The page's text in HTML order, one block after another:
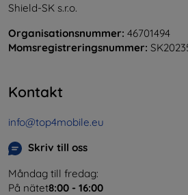
Shield-SK s.r.o.
Organisationsnummer: 46701494
Momsregistreringsnummer:
Kontakt
info@top4mobile.eu
Skriv till oss
Måndag till fredag:
På nätet8:00 - 16:00